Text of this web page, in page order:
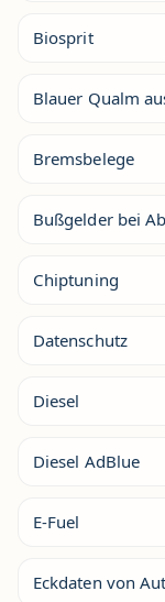
Biosprit
Blauer Qualm
Bremsbelege
Bußgelder bei
Chiptuning
Datenschutz
Diesel
Diesel AdBlue
E-Fuel
Eckdaten von